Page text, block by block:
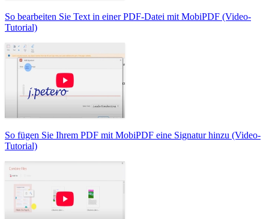
So bearbeiten Sie Text in einer PDF-Datei mit MobiPDF (Video-
Tutorial)
So fügen Sie Ihrem PDF mit MobiPDF eine Signatur hinzu (Video-
Tutorial)